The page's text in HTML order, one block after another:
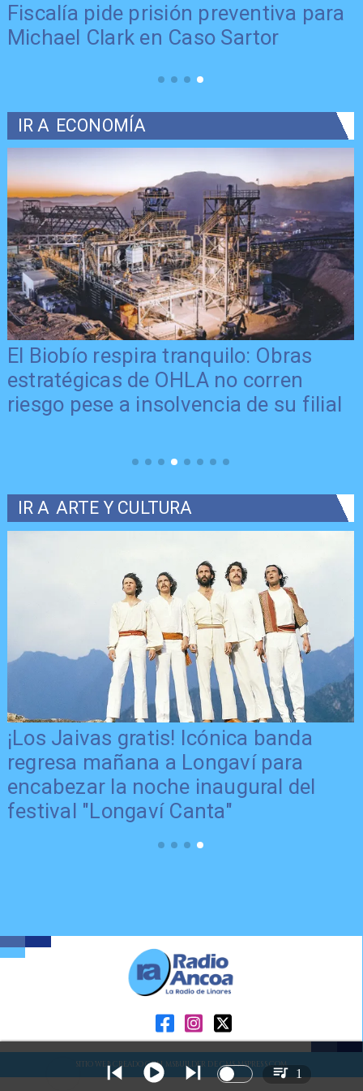
Fiscalía pide prisión preventiva para
Michael Clark en Caso Sartor
IR A ECONOMÍA
El Biobío respira tranquilo: Obras
estratégicas de OHLA no corren
riesgo pese a insolvencia de su filial
IR A ARTE Y CULTURA
¡Los Jaivas gratis! Icónica banda
regresa mañana a Longaví para
encabezar la noche inaugural del
festival "Longaví Canta"
SITIO WEB CREADO CON MSBUILDER DE CMS-MSPRESS.COM
1